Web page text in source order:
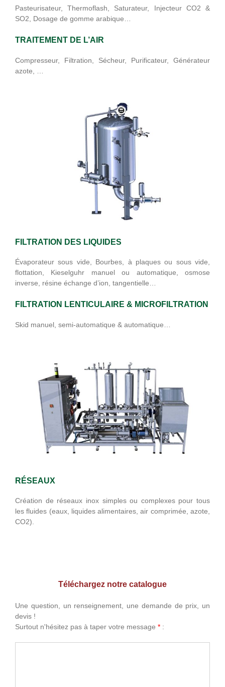
Pasteurisateur, Thermoflash, Saturateur, Injecteur CO2 &
SO2, Dosage de gomme arabique…
TRAITEMENT DE L’AIR
Compresseur, Filtration, Sécheur, Purificateur, Générateur
azote, …
FILTRATION DES LIQUIDES
Évaporateur sous vide, Bourbes, à plaques ou sous vide,
flottation, Kieselguhr manuel ou automatique, osmose
inverse, résine échange d’ion, tangentielle…
FILTRATION LENTICULAIRE & MICROFILTRATION
Skid manuel, semi-automatique & automatique…
RÉSEAUX
Création de réseaux inox simples ou complexes pour tous
les fluides (eaux, liquides alimentaires, air comprimée, azote,
CO2).
Téléchargez notre catalogue
Une question, un renseignement, une demande de prix, un
devis !
Surtout n'hésitez pas à taper votre message * :